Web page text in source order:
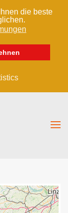
die beste